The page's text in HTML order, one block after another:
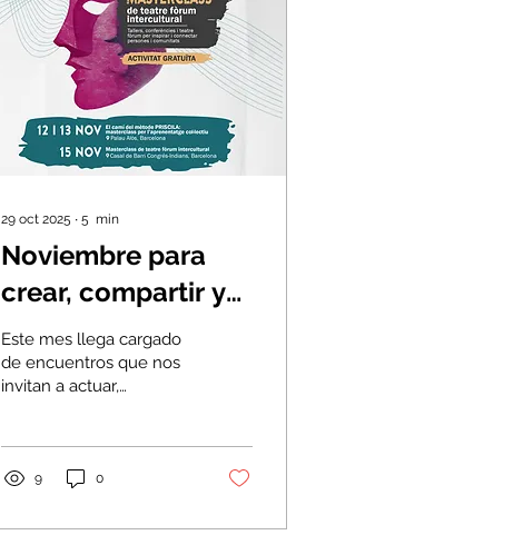
29 oct 2025 ∙ 5 min
Noviembre para
crear, compartir y
transformar
Este mes llega cargado
de encuentros que nos
invitan a actuar,
nuestra querida
Foro Intercultural ,
9 0